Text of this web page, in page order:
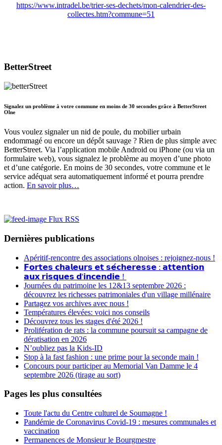
https://www.intradel.be/trier-ses-dechets/mon-calendrier-des-
collectes.htm?commune=51
BetterStreet
Signalez un problème à votre commune en moins de 30 secondes grâce à BetterStreet
Olne
Vous voulez signaler un nid de poule, du mobilier urbain
endommagé ou encore un dépôt sauvage ? Rien de plus simple avec
BetterStreet. Via l’application mobile Android ou iPhone (ou via un
formulaire web), vous signalez le problème au moyen d’une photo
et d’une catégorie. En moins de 30 secondes, votre commune et le
service adéquat sera automatiquement informé et pourra prendre
action. En savoir plus…
Flux RSS
Dernières publications
Apéritif-rencontre des associations olnoises : rejoignez-nous !
𝗙𝗼𝗿𝘁𝗲𝘀 𝗰𝗵𝗮𝗹𝗲𝘂𝗿𝘀 𝗲𝘁 𝘀𝗲́𝗰𝗵𝗲𝗿𝗲𝘀𝘀𝗲 : 𝗮𝘁𝘁𝗲𝗻𝘁𝗶𝗼𝗻
𝗮𝘂𝘅 𝗿𝗶𝘀𝗾𝘂𝗲𝘀 𝗱'𝗶𝗻𝗰𝗲𝗻𝗱𝗶𝗲 !
Journées du patrimoine les 12&13 septembre 2026 :
découvrez les richesses patrimoniales d'un village millénaire
Partagez vos archives avec nous !
Températures élevées: voici nos conseils
Découvrez tous les stages d'été 2026 !
Prolifération de rats : la commune poursuit sa campagne de
dératisation en 2026
N’oubliez pas la Kids-ID
Stop à la fast fashion : une prime pour la seconde main !
Concours pour participer au Memorial Van Damme le 4
septembre 2026 (tirage au sort)
Pages les plus consultées
Toute l'actu du Centre culturel de Soumagne !
Pandémie de Coronavirus Covid-19 : mesures communales et
vaccination
Permanences de Monsieur le Bourgmestre